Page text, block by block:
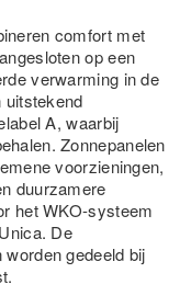
comfort met
op een
verwarming in de
uitstekend
A, waarbij
Zonnepanelen
voorzieningen,
duurzamere
het WKO-systeem
De
gedeeld bij